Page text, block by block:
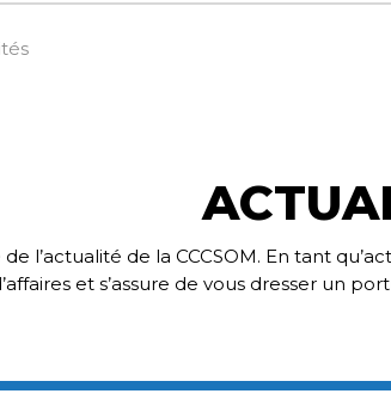
l’actualité de la CCCSOM. En tant
et s’assure de vous dresser un